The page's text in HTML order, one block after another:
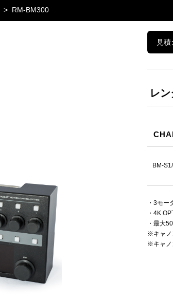
RM-BM300
見
レ
BM-
・3モ
・4K
・最大
※キャノ
※キャノ